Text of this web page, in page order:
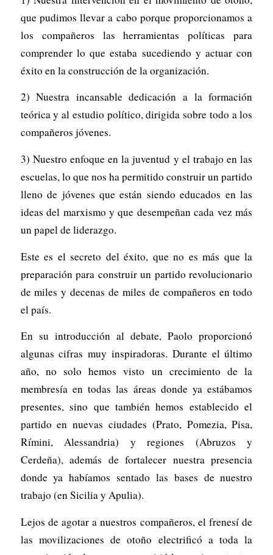
que pudimos llevar a cabo porque proporcionamos a
los compañeros las herramientas políticas para
comprender lo que estaba sucediendo y actuar con
éxito en la construcción de la organización.
2) Nuestra incansable dedicación a la formación
teórica y al estudio político, dirigida sobre todo a los
compañeros jóvenes.
3) Nuestro enfoque en la juventud y el trabajo en las
escuelas, lo que nos ha permitido construir un partido
lleno de jóvenes que están siendo educados en las
ideas del marxismo y que desempeñan cada vez más
un papel de liderazgo.
Este es el secreto del éxito, que no es más que la
preparación para construir un partido revolucionario
de miles y decenas de miles de compañeros en todo
el país.
En su introducción al debate, Paolo proporcionó
algunas cifras muy inspiradoras. Durante el último
año, no solo hemos visto un crecimiento de la
membresía en todas las áreas donde ya estábamos
presentes, sino que también hemos establecido el
partido en nuevas ciudades (Prato, Pomezia, Pisa,
Rímini, Alessandria) y regiones (Abruzos y
Cerdeña), además de fortalecer nuestra presencia
donde ya habíamos sentado las bases de nuestro
trabajo (en Sicilia y Apulia).
Lejos de agotar a nuestros compañeros, el frenesí de
las movilizaciones de otoño electrificó a toda la